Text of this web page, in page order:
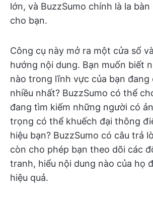
lớn, và BuzzSumo chính là la
cho bạn.
Công cụ này mở ra một cửa sổ
hướng nội dung. Bạn muốn biết
nào trong lĩnh vực của bạn đang
nhiều nhất? BuzzSumo có thể
đang tìm kiếm những người có
trọng có thể khuếch đại thông
hiệu bạn? BuzzSumo có câu trả
còn cho phép bạn theo dõi các
tranh, hiểu nội dung nào của họ
hiệu quả.